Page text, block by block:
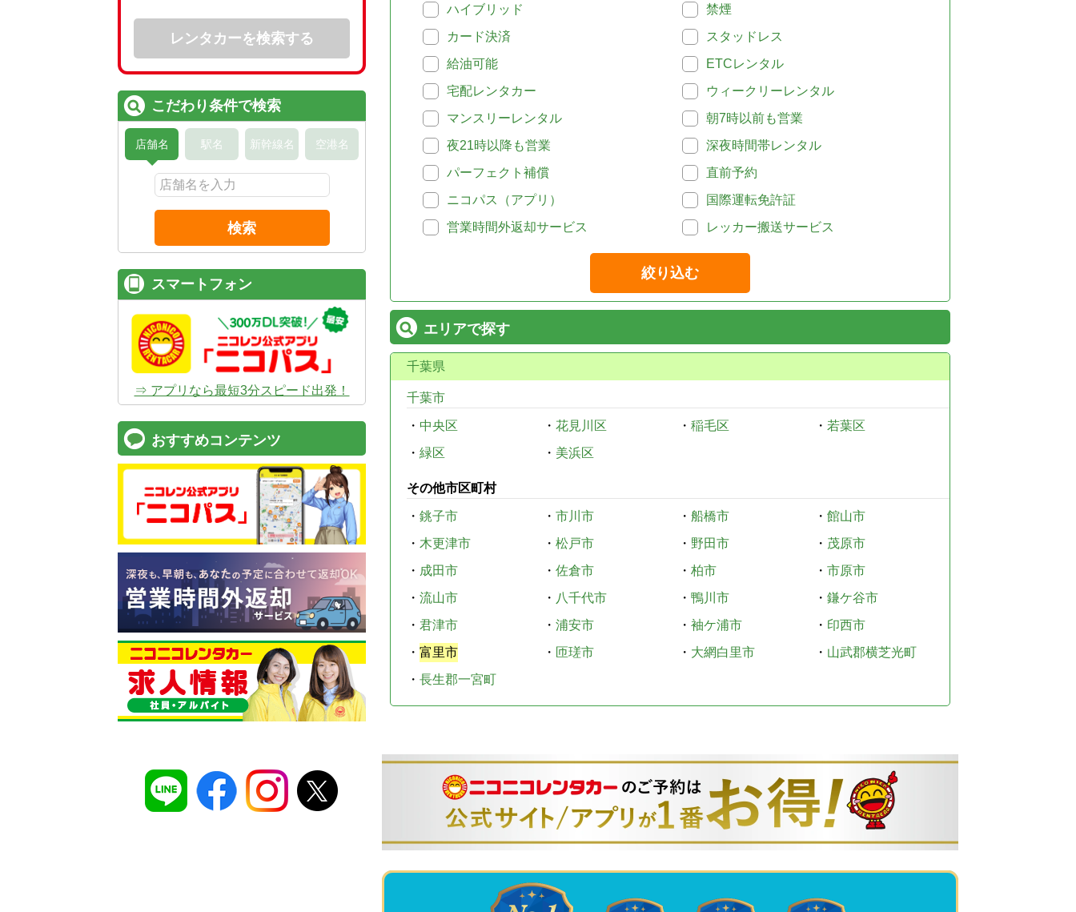
ハイブリッド
禁煙
カード決済
スタッドレス
給油可能
ETCレンタル
宅配レンタカー
ウィークリーレンタル
マンスリーレンタル
朝7時以前も営業
夜21時以降も営業
深夜時間帯レンタル
パーフェクト補償
直前予約
ニコパス（アプリ）
国際運転免許証
営業時間外返却サービス
レッカー搬送サービス
絞り込む
エリアで探す
千葉県
千葉市
・ 中央区 ・ 花見川区 ・ 稲毛区 ・ 若葉区
・ 緑区 ・ 美浜区
その他市区町村
・ 銚子市 ・ 市川市 ・ 船橋市 ・ 館山市
・ 木更津市 ・ 松戸市 ・ 野田市 ・ 茂原市
・ 成田市 ・ 佐倉市 ・ 柏市 ・ 市原市
・ 流山市 ・ 八千代市 ・ 鴨川市 ・ 鎌ケ谷市
・ 君津市 ・ 浦安市 ・ 袖ケ浦市 ・ 印西市
・ 富里市 ・ 匝瑳市 ・ 大網白里市 ・ 山武郡横芝光町
・ 長生郡一宮町
レンタカーを検索する
こだわり条件で検索
店舗名 駅名 新幹線名 空港名
検索
スマートフォン
⇒ アプリなら最短3分スピード出発！
おすすめコンテンツ